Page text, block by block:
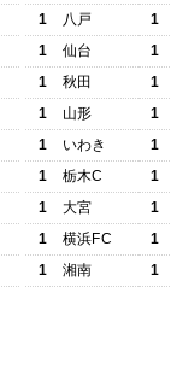
1
八戸
1
1
仙台
1
1
秋田
1
1
山形
1
1
いわき
1
1
栃木C
1
1
大宮
1
1
横浜FC
1
1
湘南 1